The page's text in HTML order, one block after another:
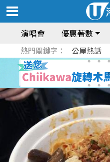
演唱會 優惠著數
熱門關鍵字： 公屋熱話